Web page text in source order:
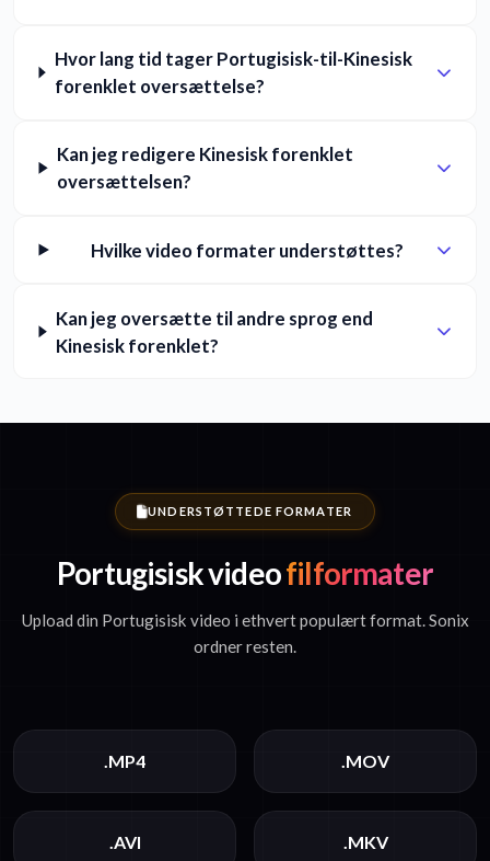
Hvor lang tid tager Portugisisk-til-Kinesisk
forenklet oversættelse?
Kan jeg redigere Kinesisk forenklet
oversættelsen?
Hvilke video formater understøttes?
Kan jeg oversætte til andre sprog end
Kinesisk forenklet?
UNDERSTØTTEDE FORMATER
Portugisisk videofilformater
Upload din Portugisisk video i ethvert populært format. Sonix
ordner resten.
.MP4 .MOV
.AVI .MKV